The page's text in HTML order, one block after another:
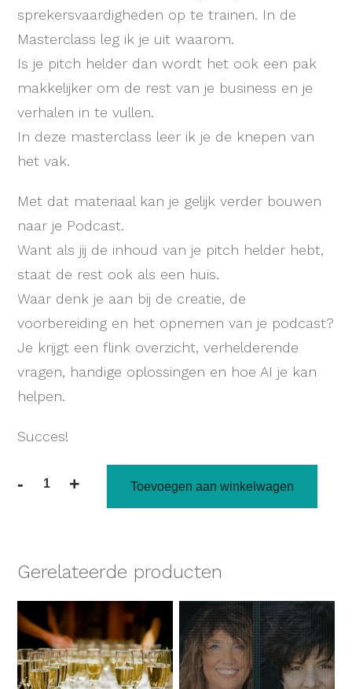
sprekersvaardigheden op te trainen. In de
Masterclass leg ik je uit waarom.
Is je pitch helder dan wordt het ook een pak
makkelijker om de rest van je business en je
verhalen in te vullen.
In deze masterclass leer ik je de knepen van
het vak.
Met dat materiaal kan je gelijk verder bouwen
naar je Podcast.
Want als jij de inhoud van je pitch helder hebt,
staat de rest ook als een huis.
Waar denk je aan bij de creatie, de
voorbereiding en het opnemen van je podcast?
Je krijgt een flink overzicht, verhelderende
vragen, handige oplossingen en hoe AI je kan
helpen.
Succes!
- + Toevoegen aan winkelwagen
Gerelateerde producten